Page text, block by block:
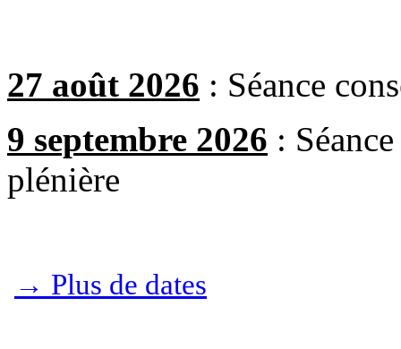
27 août 2026 : Séance
9 septembre 2026 :
plénière
→ Plus de dates